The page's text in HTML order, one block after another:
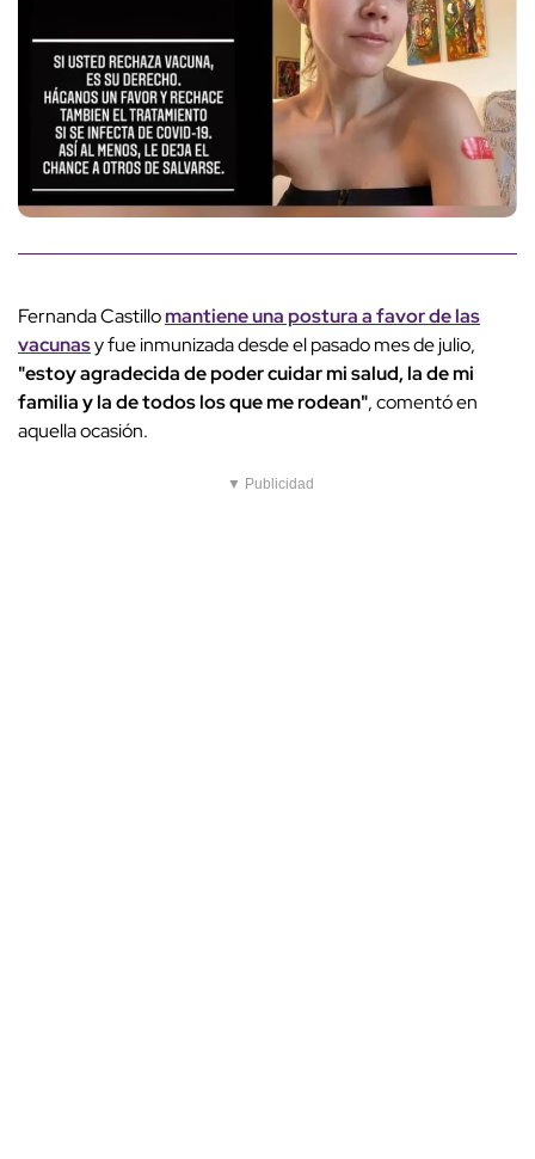
Fernanda Castillomantiene una postura a favor de las
vacunasy fue inmunizada desde el pasado mes de julio,
"estoy agradecida de poder cuidar mi salud, la de mi
familia y la de todos los que me rodean", comentó en
aquella ocasión.
▼ Publicidad